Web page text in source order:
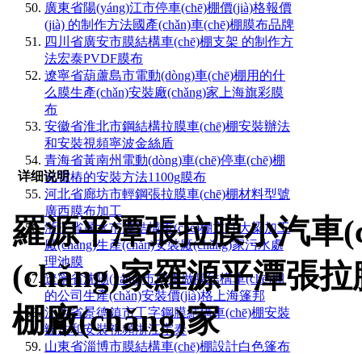
廣東省陽(yáng)江市停車(chē)棚價(jià)格報價
(jià) 的制作方法國產(chǎn)車(chē)棚膜布品牌
四川省廣安市膜結構車(chē)棚支架 的制作方
法宏泰PVDF膜布
遼寧省葫蘆島市電動(dòng)車(chē)棚用的什
么膜生產(chǎn)安裝廠(chǎng)家上海旗彩膜
布
安徽省淮北市鋼結構拉膜車(chē)棚安裝辦法
和安裝視頻寧波金絲盾
青海省黃南州電動(dòng)車(chē)停車(chē)棚
充電樁的安裝方法1100g膜布
河北省廊坊市輕鋼張拉膜車(chē)棚材料型號
廣西膜布加工
浙江省麗水市膜結構車(chē)棚立柱大梁加工
廠(chǎng)生產(chǎn)安裝廠(chǎng)家污水處
理池膜
遼寧省沈陽(yáng)市周邊做膜結構車(chē)棚
的公司生產(chǎn)安裝價(jià)格上海篷邦
江西省景德鎮市工字鋼膜結構車(chē)棚安裝
辦法和安裝視頻浙江宇泰
山東省淄博市膜結構車(chē)棚設計白色篷布
详细说明
羅源平潭張拉膜小汽車
(chǎng)家羅源平潭張
棚廠(chǎng)家